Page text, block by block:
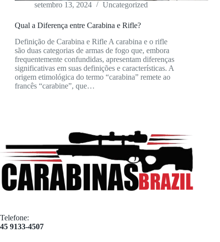
setembro 13, 2024 Uncategorized
Qual a Diferença entre Carabina e Rifle?
Definição de Carabina e Rifle A carabina e o rifle
são duas categorias de armas de fogo que, embora
frequentemente confundidas, apresentam diferenças
significativas em suas definições e características. A
origem etimológica do termo “carabina” remete ao
francês “carabine”, que…
Telefone:
45 9133-4507